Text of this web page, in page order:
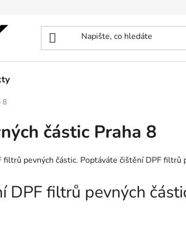
8
částic Praha 8
filtrů pevných částic. Poptáváte čištění DPF
DPF filtrů pevných